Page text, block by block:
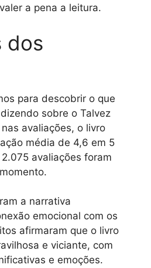
a pena a leitura.
dos
para descobrir o que
sobre o Talvez
avaliações, o livro
média de 4,6 em 5
avaliações foram
a narrativa
emocional com os
afirmaram que o livro
e viciante, com
e emoções.